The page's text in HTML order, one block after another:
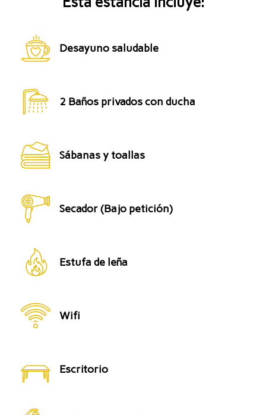
Desayuno saludable
2 Baños privados con ducha
Sábanas y toallas
Secador (Bajo petición)
Estufa de leña
Wifi
Escritorio